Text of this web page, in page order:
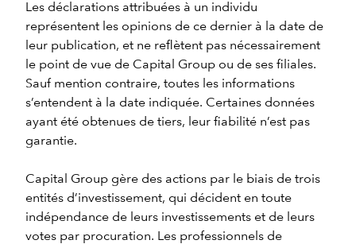
Les déclarations attribuées à un individu
représentent les opinions de ce dernier à la date de
leur publication, et ne reflètent pas nécessairement
le point de vue de Capital Group ou de ses filiales.
Sauf mention contraire, toutes les informations
s’entendent à la date indiquée. Certaines données
ayant été obtenues de tiers, leur fiabilité n’est pas
garantie.
Capital Group gère des actions par le biais de trois
entités d’investissement, qui décident en toute
indépendance de leurs investissements et de leurs
votes par procuration. Les professionnels de